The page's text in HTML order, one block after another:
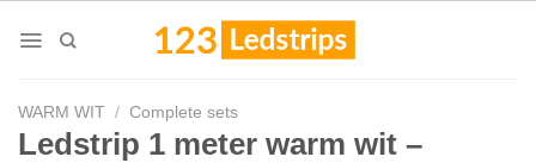
WARM WIT / Complete sets
Ledstrip 1 meter warm wit –